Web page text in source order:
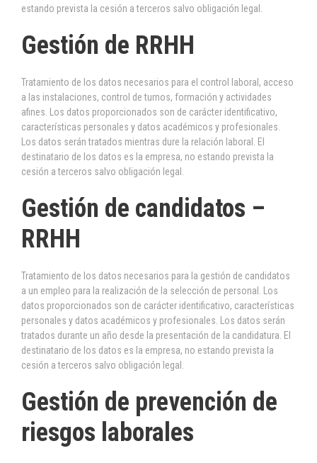
estando prevista la cesión a terceros salvo obligación legal.
Gestión de RRHH
Tratamiento de los datos necesarios para el control laboral, acceso
a las instalaciones, control de turnos, formación y actividades
afines. Los datos proporcionados son de carácter identificativo,
características personales y datos académicos y profesionales.
Los datos serán tratados mientras dure la relación laboral. El
destinatario de los datos es la empresa, no estando prevista la
cesión a terceros salvo obligación legal.
Gestión de candidatos –
RRHH
Tratamiento de los datos necesarios para la gestión de candidatos
a un empleo para la realización de la selección de personal. Los
datos proporcionados son de carácter identificativo, características
personales y datos académicos y profesionales. Los datos serán
tratados durante un año desde la presentación de la candidatura. El
destinatario de los datos es la empresa, no estando prevista la
cesión a terceros salvo obligación legal.
Gestión de prevención de
riesgos laborales